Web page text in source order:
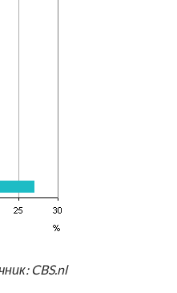
CBS.nl